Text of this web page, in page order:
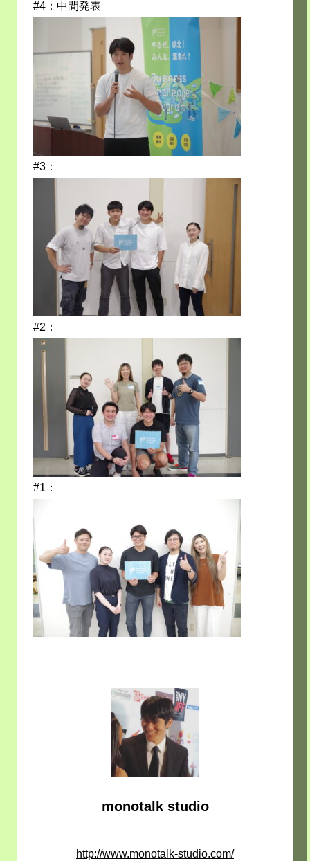
#4：中間発表
#3：
#2：
#1：
monotalk studio
http://www.monotalk-studio.com/